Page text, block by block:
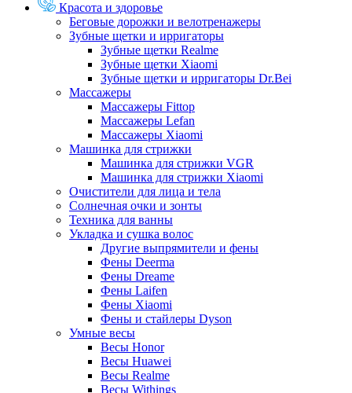
Красота и здоровье
Беговые дорожки и велотренажеры
Зубные щетки и ирригаторы
Зубные щетки Realme
Зубные щетки Xiaomi
Зубные щетки и ирригаторы Dr.Bei
Массажеры
Массажеры Fittop
Массажеры Lefan
Массажеры Xiaomi
Машинка для стрижки
Машинка для стрижки VGR
Машинка для стрижки Xiaomi
Очистители для лица и тела
Солнечная очки и зонты
Техника для ванны
Укладка и сушка волос
Другие выпрямители и фены
Фены Deerma
Фены Dreame
Фены Laifen
Фены Xiaomi
Фены и стайлеры Dyson
Умные весы
Весы Honor
Весы Huawei
Весы Realme
Весы Withings